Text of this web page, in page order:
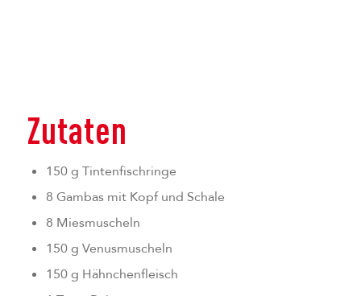
Zutaten
150 g Tintenfischringe
8 Gambas mit Kopf und Schale
8 Miesmuscheln
150 g Venusmuscheln
150 g Hähnchenfleisch